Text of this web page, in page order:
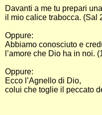
Davanti a me tu prepari
il mio calice trabocca. (Sal
Oppure:
Abbiamo conosciuto e
l’amore che Dio ha in noi.
Oppure:
Ecco l’Agnello di Dio,
colui che toglie il peccato